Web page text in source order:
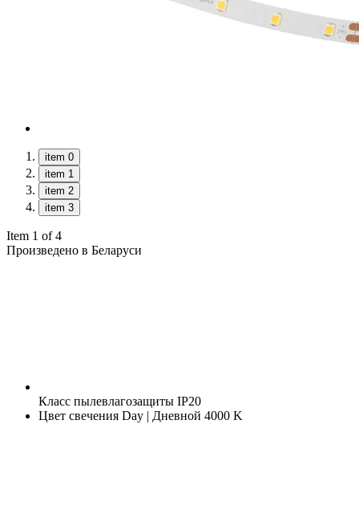
item 0
item 1
item 2
item 3
Item 1 of 4
Произведено в Беларуси
Класс пылевлагозащиты IP20
Цвет свечения Day | Дневной 4000 K